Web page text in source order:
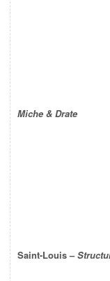
Miche & Drate
Saint-Louis –